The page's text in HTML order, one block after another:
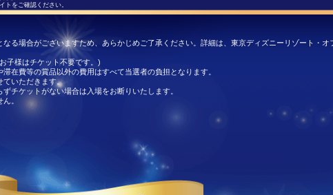
をご確認ください。
る場合がございますため、あらかじめご了承ください。詳細は、東京ディズニーリゾート・オ
子様はチケット不要です。)
在費等の賞品以外の費用はすべて当選者の負担となります。
ていただきます。
チケットがない場合は入場をお断りいたします。
。